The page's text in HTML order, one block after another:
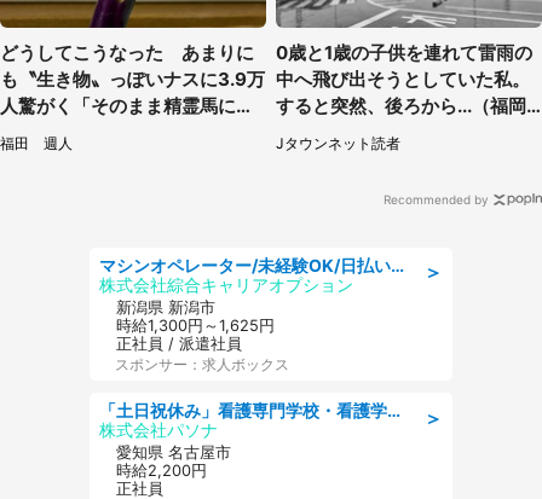
どうしてこうなった あまりに
も〝生き物〟っぽいナスに3.9万
人驚がく「そのまま精霊馬に使
えそう」
福田 週人
0歳と1歳の子供を連れて雷雨の
中へ飛び出そうとしていた私。
すると突然、後ろから...（福岡
県・30代女性）
Jタウンネット読者
Recommended by
＞
マシンオペレーター/未経験OK/日払いOK/寮費無料/交替制/20・30・40代活躍中
株式会社綜合キャリアオプション
新潟県 新潟市
時給1,300円～1,625円
正社員 / 派遣社員
スポンサー：求人ボックス
＞
「土日祝休み」看護専門学校・看護学部での教員業務/高時給/要資格:保健師、正看護師
株式会社パソナ
愛知県 名古屋市
時給2,200円
正社員